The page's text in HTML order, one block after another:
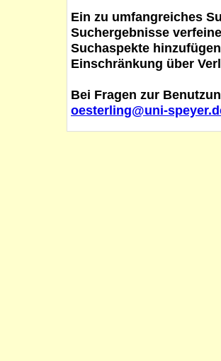
Ein zu umfangreiches
Suchergebnisse
Suchaspekte
Einschränkung über
Bei Fragen zur
oesterling@uni-